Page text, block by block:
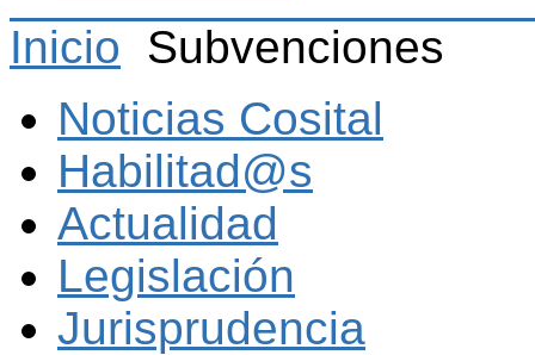
Inicio
Subvenciones
Noticias Cosital
Habilitad@s
Actualidad
Legislación
Jurisprudencia